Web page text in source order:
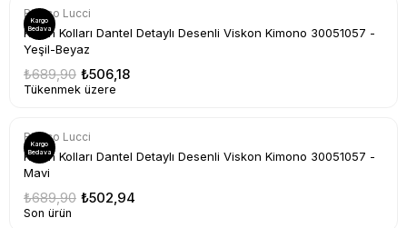
Bianco Lucci
Kadın Kolları Dantel Detaylı Desenli Viskon Kimono 30051057 -
Yeşil-Beyaz
₺506,18
₺689,90
Tükenmek üzere
Kargo
Bedava
Bianco Lucci
Kadın Kolları Dantel Detaylı Desenli Viskon Kimono 30051057 -
Mavi
₺502,94
₺689,90
Son ürün
Kargo
Bedava